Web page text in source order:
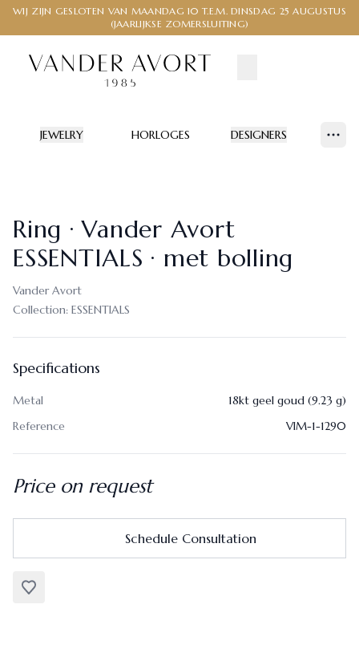
WIJ ZIJN GESLOTEN VAN MAANDAG 10 T.E.M. DINSDAG 25 AUGUSTUS
(JAARLIJKSE ZOMERSLUITING)
JEWELRY HORLOGES DESIGNERS
Ring · Vander Avort
ESSENTIALS · met bolling
Vander Avort
Collection: ESSENTIALS
Specifications
Metal
18kt geel goud (9.23 g)
Reference
VIM-1-1290
Price on request
Schedule Consultation